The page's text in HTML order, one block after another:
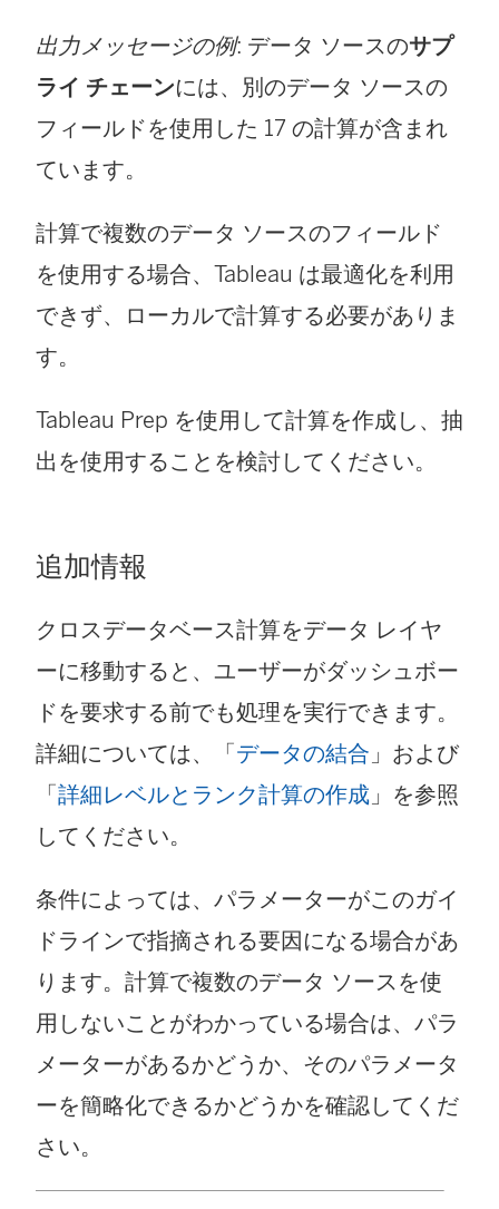
出力メッセージの例: データ ソースのサプ
ライ チェーンには、別のデータ ソースの
フィールドを使用した 17 の計算が含まれ
ています。
計算で複数のデータ ソースのフィールド
を使用する場合、Tableau は最適化を利用
できず、ローカルで計算する必要がありま
す。
Tableau Prep を使用して計算を作成し、抽
出を使用することを検討してください。
追加情報
クロスデータベース計算をデータ レイヤ
ーに移動すると、ユーザーがダッシュボー
ドを要求する前でも処理を実行できます。
詳細については、「データの結合 」および
「詳細レベルとランク計算の作成 」を参照
してください。
条件によっては、パラメーターがこのガイ
ドラインで指摘される要因になる場合があ
ります。計算で複数のデータ ソースを使
用しないことがわかっている場合は、パラ
メーターがあるかどうか、そのパラメータ
ーを簡略化できるかどうかを確認してくだ
さい。